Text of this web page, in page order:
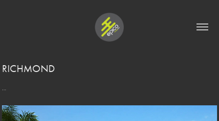
RICHMOND
...